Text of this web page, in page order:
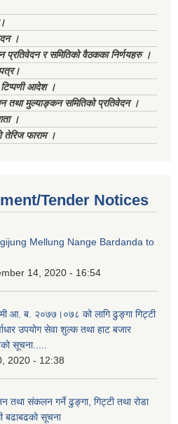
।
र समितिको वैठकका निर्णयहरु ।
आदेश ।
तथा मुल्याङ्कन समितिको प्रतिवेदन ।
।
तेरिज फाराम ।
Tender Notices
Mellung Nange Bardanda to
14, 2020 - 16:54
आ. ब. २०७७।०७८ को लागि ढुङ्गा गिट्टी
उपयोग सेवा शुल्क तथा हाट बजार
सूचना.....
2020 - 12:38
तथा संकलन गर्ने ढुङ्गा, गिट्टी तथा रोडा
बढाबढको सूचना